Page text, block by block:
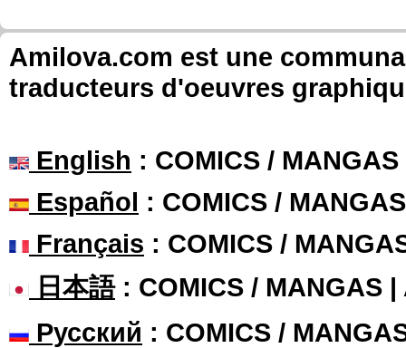
Amilova.com est une
traducteurs d'oeuvres
English : COMICS /
Español : COMICS /
Français : COMICS /
日本語: COMICS / MANGAS |
Русский : COMICS /